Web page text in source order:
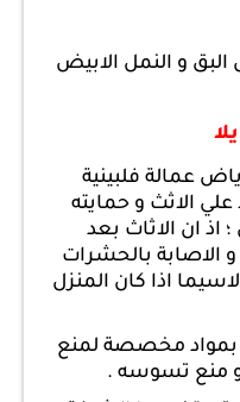
و النمل الابيض
عمالة فلبينية
الاثث و حمايته
ان الاثاث بعد
الاصابة بالحشرات
اذا كان المنزل
بمواد مخصصة لمنع
و منع تسوسه .